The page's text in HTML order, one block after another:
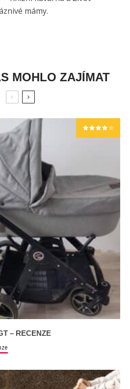
mámy.
MOHLO ZAJÍMAT
– RECENZE